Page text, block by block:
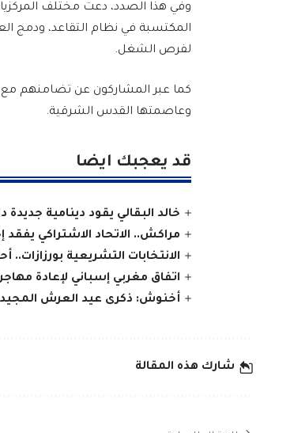
وفي هذا الصدد، دعت مختلف
المكتسبة في نظام التقاعد، ودمج
لفرص الشغل.
كما عبر المشاركون عن تضامنهم
وعاصمتها القدس الشرقية.
قد يعجبك ايضا
خالد البقالي يقود دينامية
مراكش.. الاتحاد الاشتراكي يفقد
الانتخابات التشريعية
اتفاق مغربي إسباني لإعادة
أخنوش: ذكرى عيد العرش المجيد
شارك هذه المقالة